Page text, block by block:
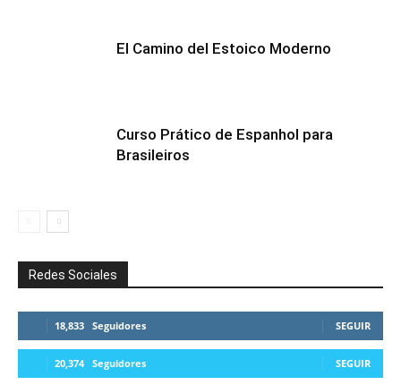
El Camino del Estoico Moderno
Curso Prático de Espanhol para
Brasileiros
Redes Sociales
18,833 Seguidores SEGUIR
20,374 Seguidores SEGUIR